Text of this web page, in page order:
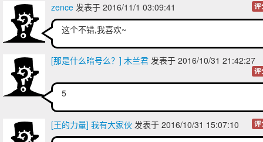
zence 发表于 2016/11/1 03:09:41 评
这个不错,我喜欢~
[那是什么暗号么？] 木兰君 发表于 2016/10/31 21:42:27
评
5
[王的力量] 我有大家伙 发表于 2016/10/31 15:07:10 评